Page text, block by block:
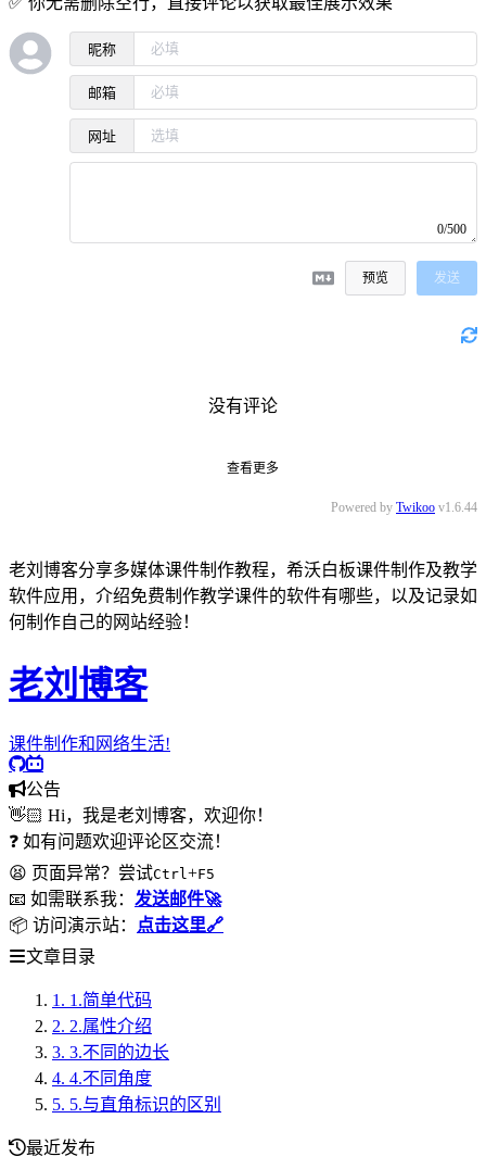
昵称
邮箱
网址
0/500
预览 发送
没有评论
查看更多
Powered by Twikoo v1.6.44
老刘博客分享多媒体课件制作教程，希沃白板课件制作及教学
软件应用，介绍免费制作教学课件的软件有哪些，以及记录如
何制作自己的网站经验！
老刘博客
课件制作和网络生活!
公告
👋🏻 Hi，我是老刘博客，欢迎你！
❓ 如有问题欢迎评论区交流！
😫 页面异常？尝试Ctrl+F5
📧 如需联系我： 发送邮件🚀
📦 访问演示站：
点击这里🔗
文章目录
1. 1.简单代码
2. 2.属性介绍
3. 3.不同的边长
4. 4.不同角度
5. 5.与直角标识的区别
最近发布